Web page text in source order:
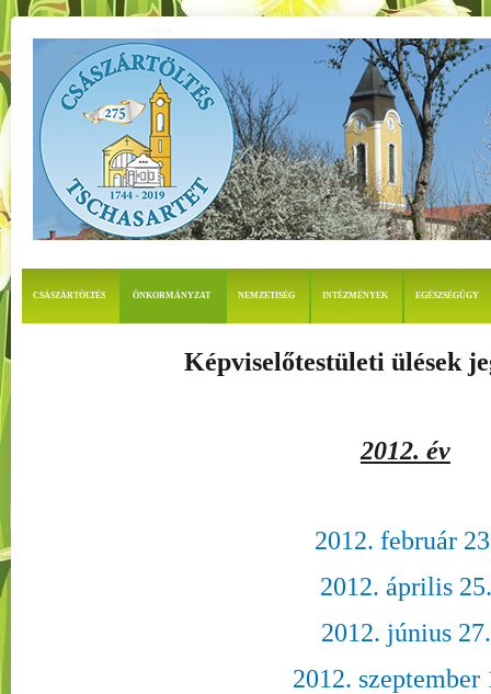
CSÁSZÁRTÖLTÉS ÖNKORMÁNYZAT NEMZETISÉG INTÉZMÉNYEK EGÉSZSÉGÜGY
Képviselőtestületi ülések
2012. év
2012. február
2012. április 25.
2012. június 27.
2012. szeptember